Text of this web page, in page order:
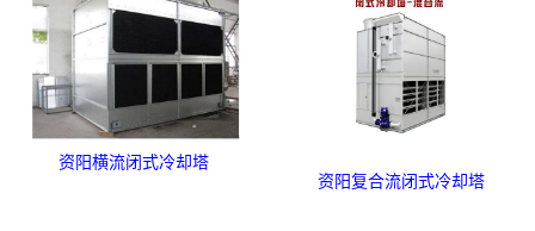
资阳横流闭式冷却塔
资阳复合流闭式冷却塔